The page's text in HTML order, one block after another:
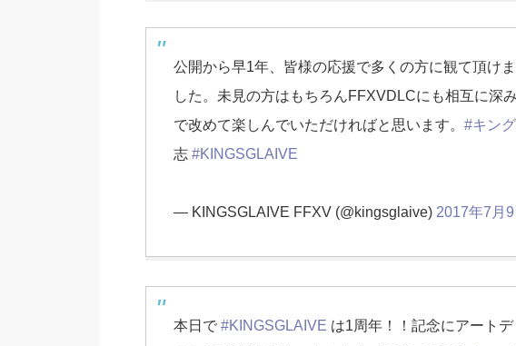
公開から早1年、皆様の応援で多くの方に観て頂け
した。未見の方はもちろんFFXVDLCにも相互に深
で改めて楽しんでいただければと思います。 #キン
志 #KINGSGLAIVE
— KINGSGLAIVE FFXV (@kingsglaive) 2017年7月9
本日で #KINGSGLAIVE は1周年！！記念にアート